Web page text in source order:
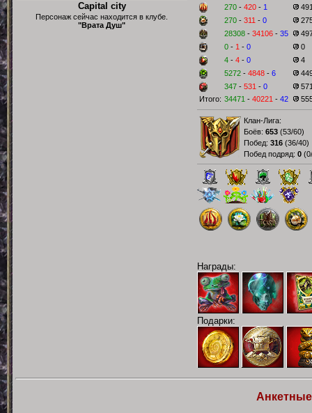
Capital city
Персонаж сейчас находится в клубе.
"Врата Душ"
270 - 420 - 1
270 - 311 - 0
28308 - 34106 - 35
0 - 1 - 0
0
4 - 4 - 0
4
5272 - 4848 - 6
347 - 531 - 0
Итого: 34471 - 40221 - 42
Клан-Лига:
Боёв: 653 (53/60)
Побед: 316 (36/40)
Побед подряд: 0 (
Награды:
Подарки: